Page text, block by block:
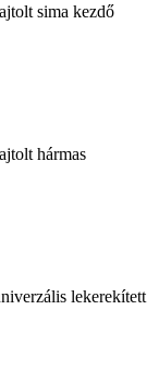
sima kezdő
hármas
lekerekített